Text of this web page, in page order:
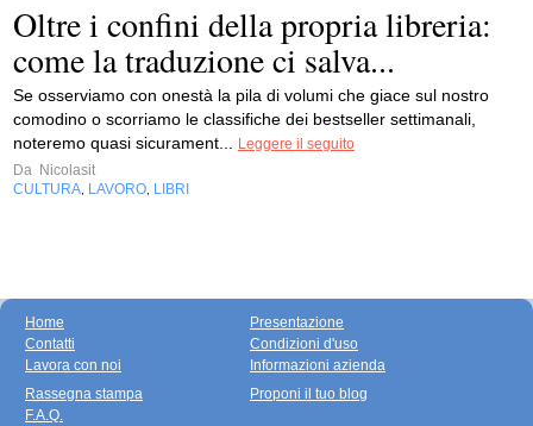
Oltre i confini della propria libreria:
come la traduzione ci salva...
Se osserviamo con onestà la pila di volumi che giace sul nostro
comodino o scorriamo le classifiche dei bestseller settimanali,
noteremo quasi sicurament...
Leggere il seguito
Da Nicolasit
CULTURA LAVORO LIBRI
Home
Contatti
Lavora con noi
Presentazione
Condizioni d'uso
Informazioni azienda
Rassegna stampa
F.A.Q.
Proponi il tuo blog